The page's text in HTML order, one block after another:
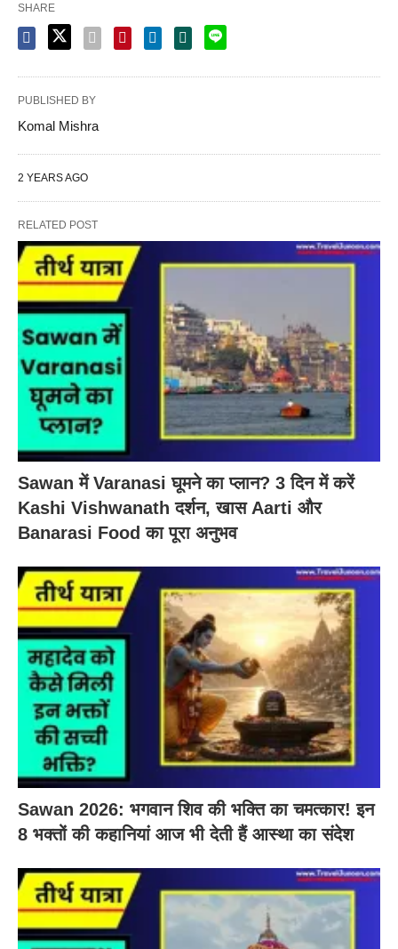
SHARE
PUBLISHED BY
Komal Mishra
2 YEARS AGO
RELATED POST
Sawan में Varanasi घूमने का प्लान? 3 दिन में करें
Kashi Vishwanath दर्शन, खास Aarti और
Banarasi Food का पूरा अनुभव
Sawan 2026: भगवान शिव की भक्ति का चमत्कार! इन
8 भक्तों की कहानियां आज भी देती हैं आस्था का संदेश